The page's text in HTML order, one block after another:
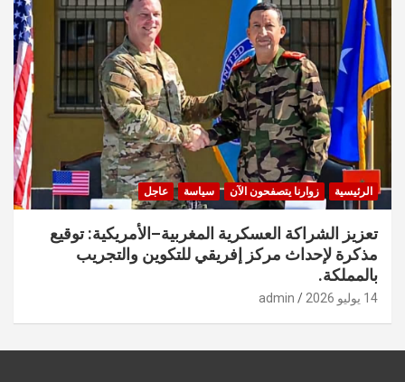
الرئيسية زوارنا يتصفحون الآن سياسة عاجل
تعزيز الشراكة العسكرية المغربية–الأمريكية: توقيع
مذكرة لإحداث مركز إفريقي للتكوين والتجريب
بالمملكة.
14 يوليو 2026 admin